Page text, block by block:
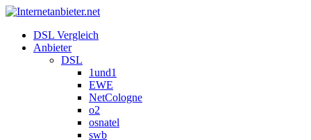
DSL Vergleich
Anbieter
DSL
1und1
EWE
NetCologne
o2
osnatel
swb